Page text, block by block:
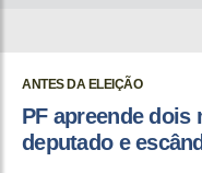
ANTES DA ELEIÇÃO
PF apreende
deputado e